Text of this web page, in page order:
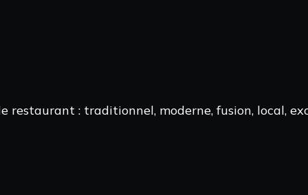
restaurant : traditionnel, moderne, fusion, local,